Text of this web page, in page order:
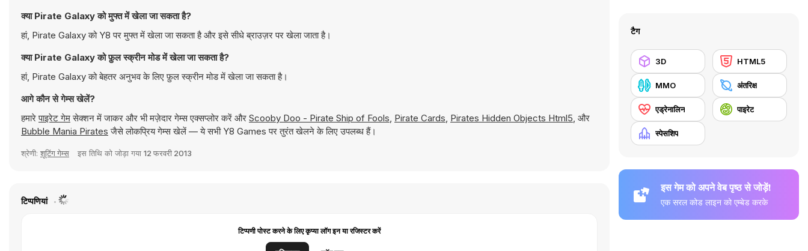
क्या Pirate Galaxy को मुफ्त में खेला जा सकता है?
हां, Pirate Galaxy को Y8 पर मुफ्त में खेला जा सकता है और इसे सीधे ब्राउज़र पर खेला जाता है।
क्या Pirate Galaxy को फ़ुल स्क्रीन मोड में खेला जा सकता है?
हां, Pirate Galaxy को बेहतर अनुभव के लिए फ़ुल स्क्रीन मोड में खेला जा सकता है।
आगे कौन से गेम्स खेलें?
हमारेपाइरेट गेमसेक्शन में जाकर और भी मज़ेदार गेम्स एक्सप्लोर करें और Scooby Doo - Pirate Ship of Fools, Pirate Cards, Pirates Hidden Objects Html5, और
Bubble Mania Pirates जैसे लोकप्रिय गेम्स खेलें — ये सभी Y8 Games पर तुरंत खेलने के लिए उपलब्ध हैं।
श्रेणी: शूटिंग गेम्स इस तिथि को जोड़ा गया 12 फरवरी 2013
टिप्पणियां
टिप्पणी पोस्ट करने के लिए कृप्या लॉग इन या रजिस्टर करें
टैग
3D HTML5
MMO अंतरिक्ष
एड्रेनालिन पाइरेट
स्पेसशिप
इस गेम को अपने वेब पृष्ठ से जोड़ें!
एक सरल कोड लाइन को एम्बेड करके